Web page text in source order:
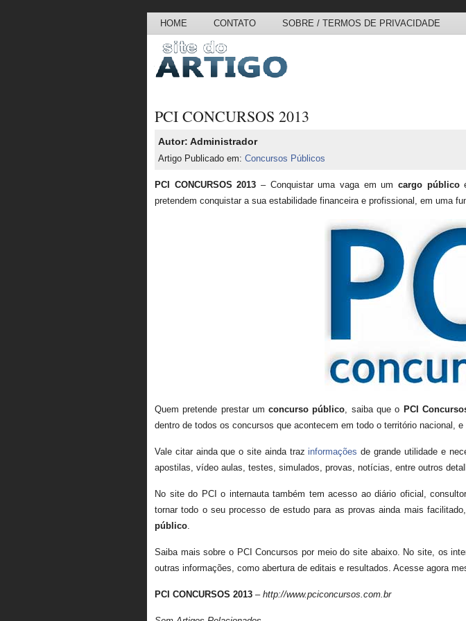
HOME CONTATO SOBRE / TERMOS DE PRIVACIDADE
PCI CONCURSOS 2013
Autor: Administrador
Artigo Publicado em: Concursos Públicos
PCI CONCURSOS 2013 – Conquistar uma vaga em um cargo público
pretendem conquistar a sua estabilidade financeira e profissional, em uma
Quem pretende prestar umconcurso público, saiba que o PCI
dentro de todos os concursos que acontecem em todo o território nacional,
Vale citar ainda que o site ainda trazinformações de grande utilidade e
apostilas, vídeo aulas, testes, simulados, provas, notícias, entre outros
No site do PCI o internauta também tem acesso ao diário oficial,
tornar todo o seu processo de estudo para as provas ainda mais
público.
Saiba mais sobre o PCI Concursos por meio do site abaixo. No site, os
outras informações, como abertura de editais e resultados. Acesse agora
PCI CONCURSOS 2013 – http://www.pciconcursos.com.br